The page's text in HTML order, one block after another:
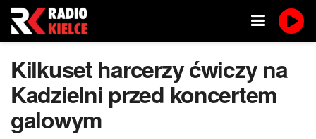
Kilkuset harcerzy ćwiczy na
Kadzielni przed koncertem
galowym